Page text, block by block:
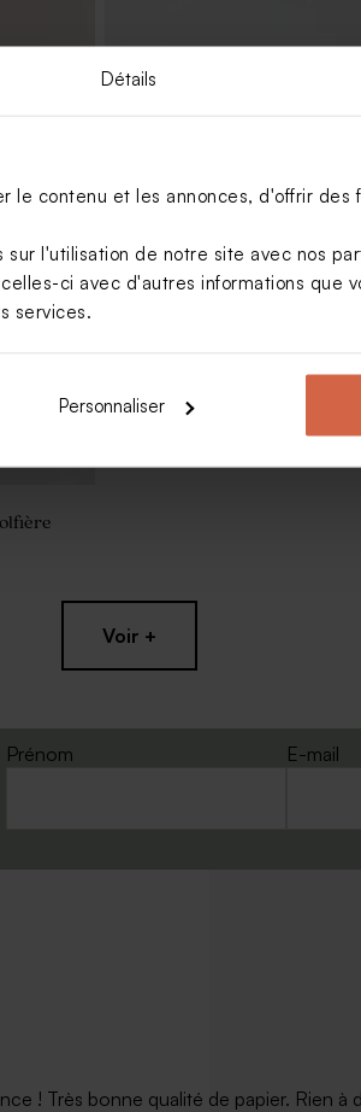
Détails
le contenu et les annonces, d'offrir des
l'utilisation de notre site avec nos
ci avec d'autres informations que
services.
Personnaliser
&
Boîte à souvenirs en bois
Voir +
Prénom
E-mail
! Très bonne qualité de papier. Rien